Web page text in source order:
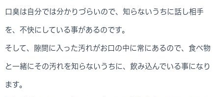
口臭は自分では分かりづらいので、知らないうちに話し相手
を、不快にしている事があるのです。
そして、隙間に入った汚れがお口の中に常にあるので、食べ物
と一緒にその汚れを知らないうちに、飲み込んでいる事になり
ます。